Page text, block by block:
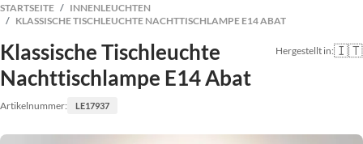
STARTSEITE
INNENLEUCHTEN
KLASSISCHE TISCHLEUCHTE NACHTTISCHLAMPE E14 ABAT
Klassische Tischleuchte
Nachttischlampe E14 Abat
Artikelnummer: LE17937
Hergestellt in:🇮🇹